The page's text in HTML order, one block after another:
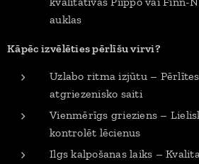
auklas
Kāpēc izvēlēties pērlīšu virvi?
Uzlabo ritma izjūtu –
atgriezenisko saiti
Vienmērīgs grieziens –
kontrolēt lēcienus
Ilgs kalpošanas laiks –